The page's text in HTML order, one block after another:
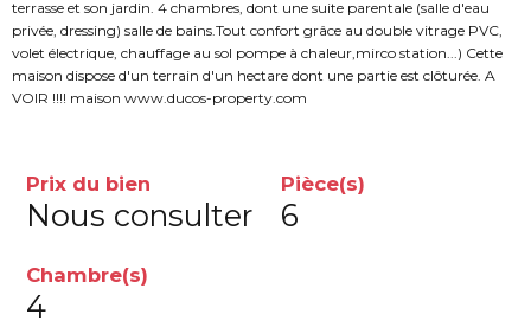
terrasse et son jardin. 4 chambres, dont une suite parentale (salle d'eau
privée, dressing) salle de bains.Tout confort grâce au double vitrage PVC,
volet électrique, chauffage au sol pompe à chaleur,mirco station...) Cette
maison dispose d'un terrain d'un hectare dont une partie est clôturée. A
VOIR !!!! maison www.ducos-property.com
Prix du bien
Nous consulter
Pièce(s)
6
Chambre(s)
4